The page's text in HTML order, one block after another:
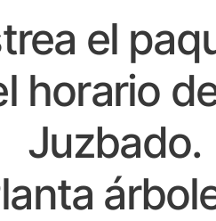
el
horario
Juzbado.